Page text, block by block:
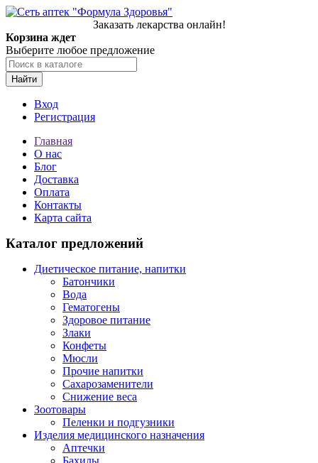
Заказать лекарства онлайн!
Корзина ждет
Выберите любое предложение
Найти
Вход
Регистрация
Главная
О нас
Блог
Доставка
Оплата
Контакты
Карта сайта
Каталог предложений
Диетическое питание, напитки
Батончики
Вода
Гематогены
Здоровое питание
Злаки
Конфеты
Мюсли
Прочие напитки
Сахарозаменители
Снижение веса
Зоотовары
Пеленки и подгузники
Изделия медицинского назначения
Аптечки
Бахилы